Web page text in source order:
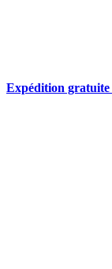
Expédition gratuite